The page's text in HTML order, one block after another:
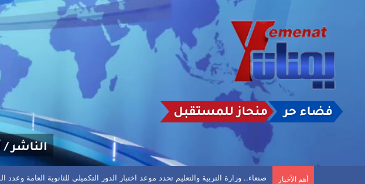
أهم الأخبار تأجيل مباراة في الحديدة بعد تعليق اتحاد كرة القدم مختلف المسابقات في المحافظة